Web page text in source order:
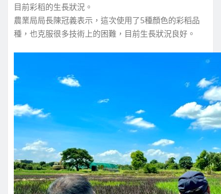
目前彩稻的生長狀況。
農業局局長陳冠義表示，這次使用了5種顏色的彩稻品
種，也克服很多技術上的困難，目前生長狀況良好。